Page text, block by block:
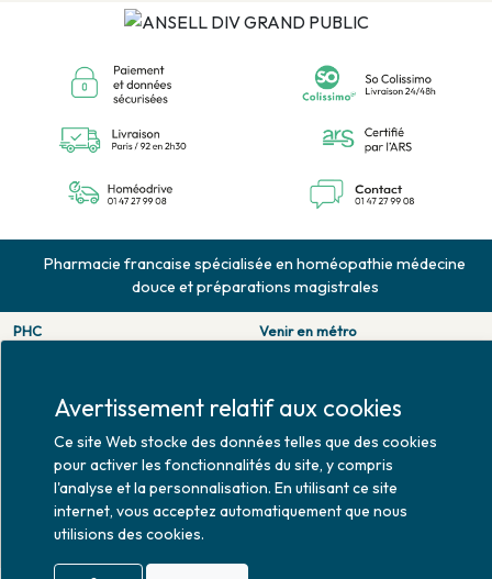
Pharmacie francaise spécialisée en homéopathie médecine
douce et préparations magistrales
PHC
Fax. 01 47 55 03 61
Horaires d'ouverture
Lundi : 10h30 - 20h00
Mardi au vendredi : 9h00 -
20h00
Samedi : 9h30 - 20h00
Venir en métro
Venir en bus
Jean Monet : ligne 52.
Avertissement relatif aux cookies
Ce site Web stocke des données telles que des cookies
pour activer les fonctionnalités du site, y compris
l'analyse et la personnalisation. En utilisant ce site
internet, vous acceptez automatiquement que nous
utilisions des cookies.